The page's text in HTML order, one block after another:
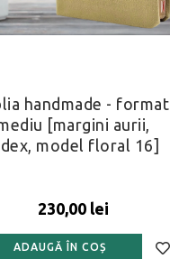
handmade - format
[margini aurii,
model floral 16]
230,00 lei
ADAUGĂ ÎN COȘ